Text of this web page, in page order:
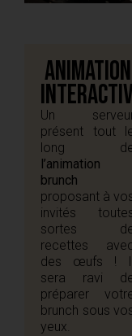
Animation
Un
présent tout
long
l’animation
brunch
proposant à
invités
sortes
recettes
des œufs !
sera ravi
préparer
brunch sous
yeux.